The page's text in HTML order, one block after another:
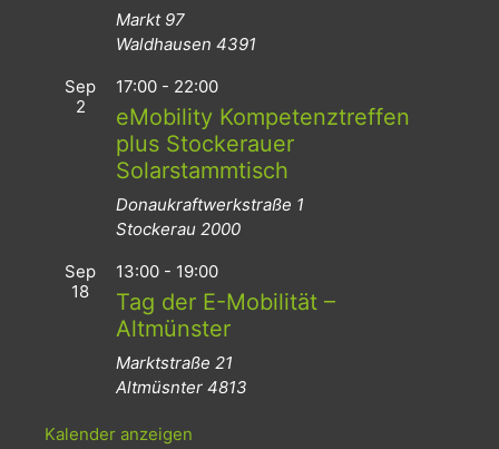
Markt 97
Waldhausen 4391
Sep
2
17:00 - 22:00
eMobility Kompetenztreffen
plus Stockerauer
Solarstammtisch
Donaukraftwerkstraße 1
Stockerau 2000
Sep
18
13:00 - 19:00
Tag der E-Mobilität –
Altmünster
Marktstraße 21
Altmüsnter 4813
Kalender anzeigen